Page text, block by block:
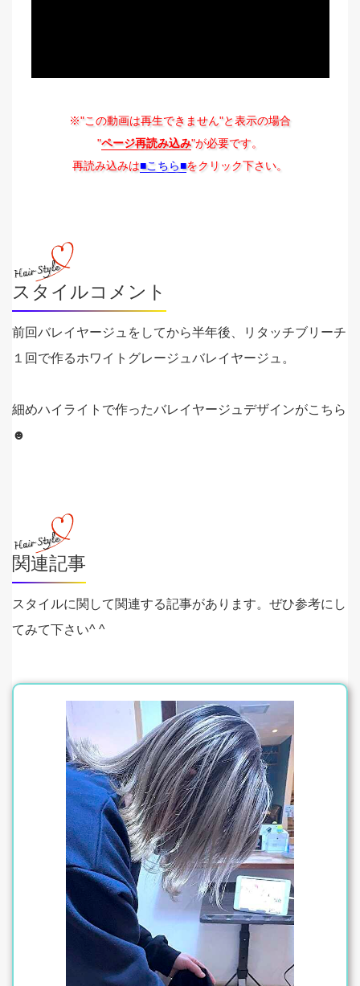
※"この動画は再生できません"と表示の場合
"ページ再読み込み"が必要です。
再読み込みは■こちら■をクリック下さい。
スタイルコメント
前回バレイヤージュをしてから半年後、リタッチブリーチ
１回で作るホワイトグレージュバレイヤージュ。
細めハイライトで作ったバレイヤージュデザインがこちら
☻
関連記事
スタイルに関して関連する記事があります。ぜひ参考にし
てみて下さい^ ^